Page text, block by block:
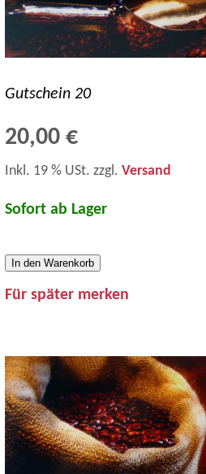
Gutschein 20
20,00 €
Inkl. 19 % USt. zzgl. Versand
Sofort ab Lager
In den Warenkorb
Für später merken